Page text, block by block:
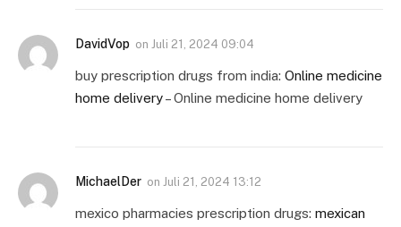
DavidVop on Juli 21, 2024 09:04
buy prescription drugs from india: Online medicine
home delivery– Online medicine home delivery
MichaelDer on Juli 21, 2024 13:12
mexico pharmacies prescription drugs: mexican